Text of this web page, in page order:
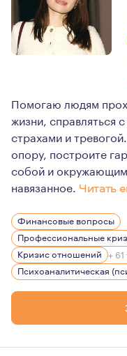
Помогаю людям
жизни, справляться
страхами и
опору, построите
собой и
навязанное. Читать
Член
Член
Прохожу
Член Национальной
Регулярно
Регулярно посещаю
Гарантирую
Финансовые вопросы
Профессиональные
Кризис отношений +
Психоаналитическая